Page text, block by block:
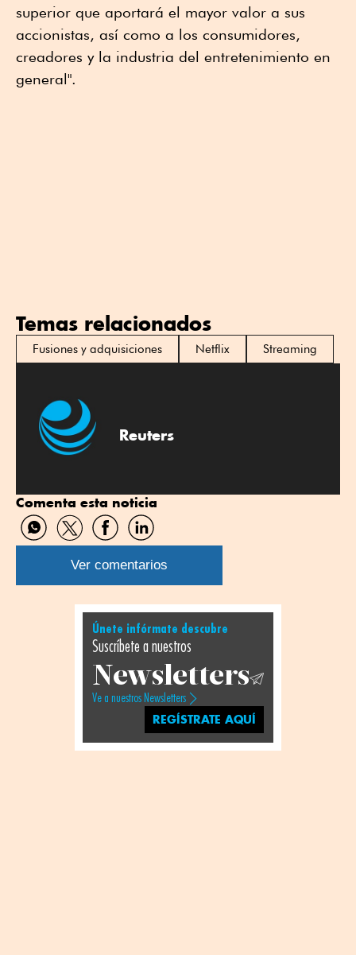
superior que aportará el mayor valor a sus
accionistas, así como a los consumidores,
creadores y la industria del entretenimiento en
general".
Temas relacionados
Fusiones y adquisiciones Netflix Streaming
Reuters
Comenta esta noticia
Compartir
por
WhatsApp
Compartir
por
Twitter
Compartir
por
Facebook
Compartir
por
Linkedin
Ver comentarios
Únete infórmate descubre
Suscríbete a nuestros
Newsletters
Ve a nuestros Newsletters
REGÍSTRATE AQUÍ